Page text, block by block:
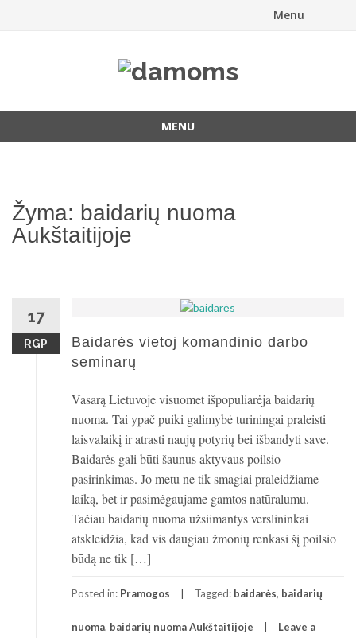
Menu
MENU
Žyma: baidarių nuoma
Aukštaitijoje
17
RGP
Baidarės vietoj komandinio darbo
seminarų
Vasarą Lietuvoje visuomet išpopuliarėja baidarių
nuoma. Tai ypač puiki galimybė turiningai praleisti
laisvalaikį ir atrasti naujų potyrių bei išbandyti save.
Baidarės gali būti šaunus aktyvaus poilsio
pasirinkimas. Jo metu ne tik smagiai praleidžiame
laiką, bet ir pasimėgaujame gamtos natūralumu.
Tačiau baidarių nuoma užsiimantys verslininkai
atskleidžia, kad vis daugiau žmonių renkasi šį poilsio
būdą ne tik […]
Posted in: Pramogos Tagged: baidarės, baidarių
nuoma, baidarių nuoma Aukštaitijoje Leave a